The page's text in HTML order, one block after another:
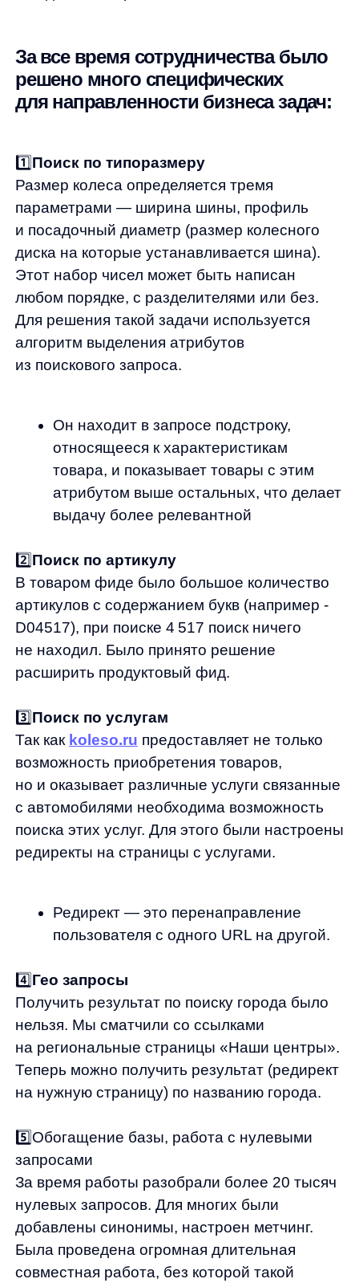
алгоритм выделения атрибутов
из поискового запроса.
товара, и показывает товары с этим
выдачу более релевантной
2️⃣ Поиск по артикулу
В товаром фиде было большое количество
артикулов с содержанием букв (например -
D04517), при поиске 4 517 поиск ничего
не находил. Было принято решение
расширить продуктовый фид.
3️⃣Поиск по услугам
но и оказывает различные услуги связанные
с автомобилями необходима возможность
редиректы на страницы с услугами.
4️⃣ Гео запросы
Получить результат по поиску города было
нельзя. Мы сматчили со ссылками
на региональные страницы «Наши центры».
Теперь можно получить результат (редирект
на нужную страницу) по названию города.
5️⃣Обогащение базы, работа с нулевыми
запросами
За время работы разобрали более 20 тысяч
нулевых запросов. Для многих были
добавлены синонимы, настроен метчинг.
Была проведена огромная длительная
совместная работа, без которой такой
результат был бы невозможен.
Во время поиска мы показываем
релевантные товары на основе введенных
букв. Алгоритм реагирует на каждый
дополнительно введенный символ и меняет
блок. Товары в этом блоке ранжируются
по релевантности с учетом поведенческих
данных. При клике на этот элемент
с учетом предвыбранного запроса.
Такая механика помогает показывать
наиболее интересные для пользователя
товары, что снижает отток клиентов
и ускоряет процесс поиска
Про механику: блок быстрых
подсказок